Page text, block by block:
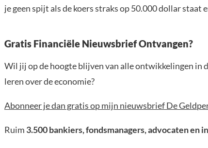
je geen spijt als de koers straks op 50.000 dollar staat
Gratis Financiële Nieuwsbrief Ontvangen?
Wil jij op de hoogte blijven van alle ontwikkelingen in
leren over de economie?
Abonneer je dan gratis op mijn nieuwsbrief De
Ruim 3.500 bankiers, fondsmanagers, advocaten en